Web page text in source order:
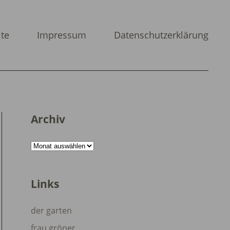
Impressum Datenschutzerklärung
Archiv
Archiv
Links
der garten